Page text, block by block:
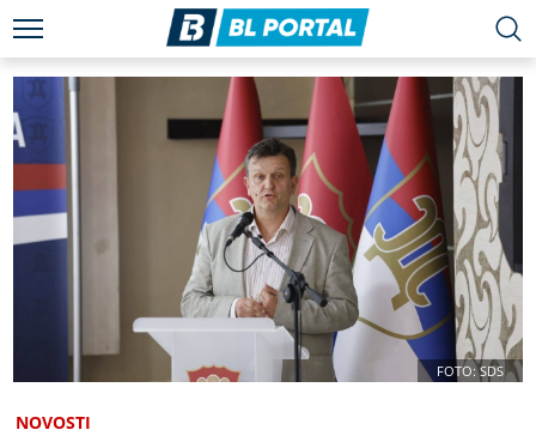
FOTO: SDS
NOVOSTI